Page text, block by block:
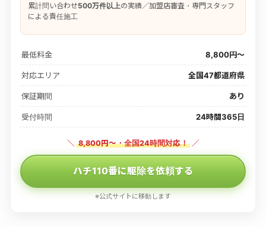
累計問い合わせ500万件以上の実績／加盟店審査・専門スタッフ
による責任施工
最低料金 8,800円〜
対応エリア 全国47都道府県
保証期間 あり
受付時間 24時間365日
＼ 8,800円〜・全国24時間対応！ ／
ハチ110番に駆除を依頼する
※公式サイトに移動します